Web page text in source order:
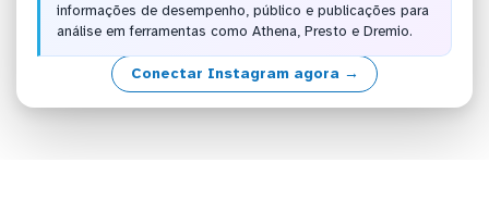
informações de desempenho, público e publicações para
análise em ferramentas como Athena, Presto e Dremio.
Conectar Instagram agora →